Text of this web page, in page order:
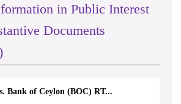
Documents
RT... Nirmala Kannangara
the Court of Appeal on